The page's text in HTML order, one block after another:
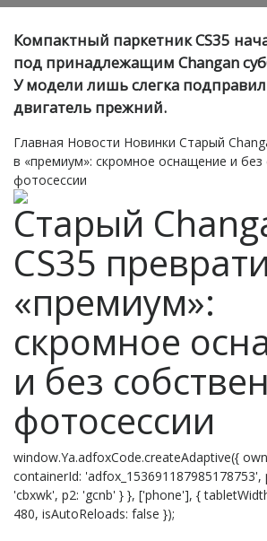
Компактный паркетник CS35
под принадлежащим Changan
У модели лишь слегка
двигатель прежний.
Главная Новости Новинки Старый
в «премиум»: скромное оснащение и без
фотосессии
Старый
CS35
«премиум»:
скромное
и без
фотосессии
window.Ya.adfoxCode.createAdaptive({
containerId: 'adfox_153691187985178753',
'cbxwk', p2: 'gcnb' } }, ['phone'], {
480, isAutoReloads: false });